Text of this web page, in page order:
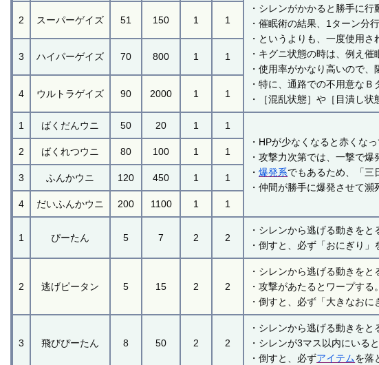
・シレンがかかると勝手に
・催眠術の結果、1ターン分
・というよりも、一度使用
・キグニ状態の時は、例え催
・使用率がかなり高いので、
・特に、通路での不用意なＢ
・［混乱状態］や［目潰し
2 スーパーゲイズ 51 150 1 1
3 ハイパーゲイズ 70 800 1 1
4 ウルトラゲイズ 90 2000 1 1
1 ばくだんウニ 50 20 1
1
・HPが少なくなると赤くな
・攻撃力次第では、一撃で爆
・爆発系でもあるため、「三
・仲間が勝手に爆発させて瀕
2 ばくれつウニ 80 100 1 1
3 ふんかウニ 120 450 1 1
4 だいふんかウニ 200 1100 1 1
1 ぴーたん 5 7 2 2
・シレンから逃げる動きをと
・倒すと、必ず「おにぎり」
2 逃げピータン 5 15 2 2
・シレンから逃げる動きをと
・攻撃があたるとワープする。
・倒すと、必ず「大きなおに
3 飛びぴーたん 8 50 2 2
・シレンから逃げる動きをと
・シレンが3マス以内にいる
・倒すと、必ずアイテムを落